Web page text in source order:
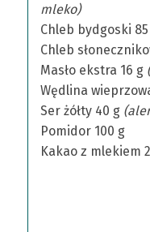
Kujawsko-
Pomorskie
Centrum
mleko)
Chleb bydgoski
Chleb
Masło ekstra 16 g
Wędlina
Ser żółty 40 g
Pomidor 100 g
Kakao z mlekiem